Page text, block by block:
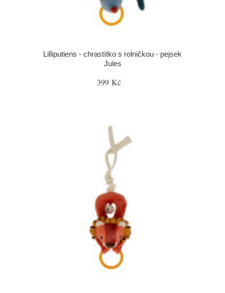
Lilliputiens - chrastítko s rolničkou - pejsek
Jules
399 Kč